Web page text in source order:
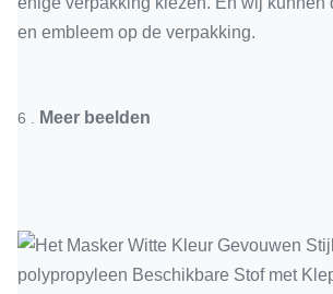
en embleem op de verpakking.
6 . Meer beelden